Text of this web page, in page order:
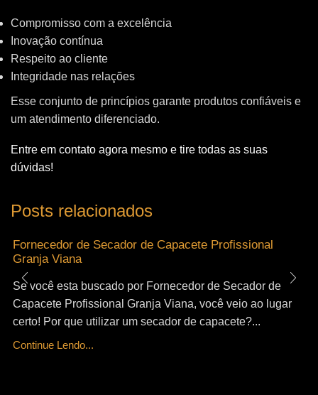
Compromisso com a excelência
Inovação contínua
Respeito ao cliente
Integridade nas relações
Esse conjunto de princípios garante produtos confiáveis e
um atendimento diferenciado.
Entre em contato agora mesmo e tire todas as suas
dúvidas!
Posts relacionados
Fornecedor de Secador de Capacete Profissional
Granja Viana
Se você esta buscado por Fornecedor de Secador de
Capacete Profissional Granja Viana, você veio ao lugar
certo! Por que utilizar um secador de capacete?...
Continue Lendo...